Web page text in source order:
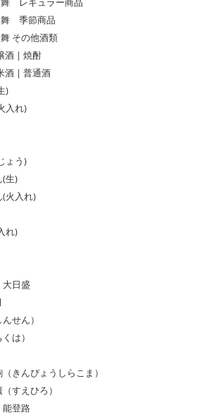
季節商品
その他酒類
酒 | 焼酎
酒 | 普通酒
)
入れ)
ょう)
(生)
火入れ)
れ)
日盛
せん）
は）
きんぴょうしらこま）
すえひろ）
能登路